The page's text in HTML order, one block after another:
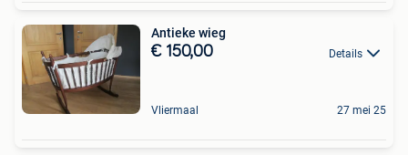
Antieke wieg
€ 150,00 Details
Vliermaal 27 mei 25